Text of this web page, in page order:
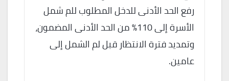
رفع الحد الأدنى للدخل المطلوب للم شمل
الأسرة إلى 110% من الحد الأدنى المضمون،
وتمديد فترة الانتظار قبل لم الشمل إلى
عامين.